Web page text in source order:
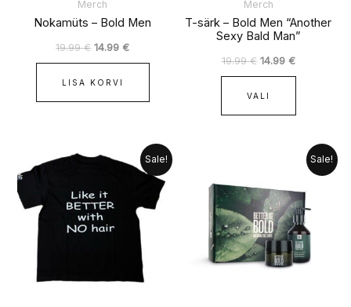
Merch
Nokamüts – Bold Men
19.99€ 14.99€
LISA KORVI
Merch
T-särk – Bold Men “Another
Sexy Bald Man”
19.99€ 14.99 €
VALI
Sale!
Algne
19.99 €.
Praegune
hind
14.99 €.
Sellel
tootel
mitu
varianti.
Valikuid
saab
Sale!
49.99 €.
Praegune
hind
44.99 €.